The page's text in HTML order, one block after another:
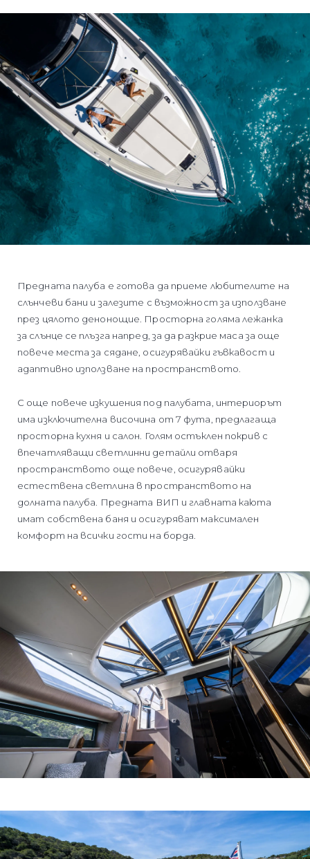
Предната палуба е готова да приеме любителите на
слънчеви бани и залезите с възможност за използване
през цялото денонощие. Просторна голяма лежанка
за слънце се плъзга напред, за да разкрие маса за още
повече места за сядане, осигурявайки гъвкавост и
адаптивно използване на пространството.
С още повече изкушения под палубата, интериорът
има изключителна височина от 7 фута, предлагаща
просторна кухня и салон. Голям остъклен покрив с
впечатляващи светлинни детайли отваря
пространството още повече, осигурявайки
естествена светлина в пространството на
долната палуба. Предната ВИП и главната каюта
имат собствена баня и осигуряват максимален
комфорт на всички гости на борда.